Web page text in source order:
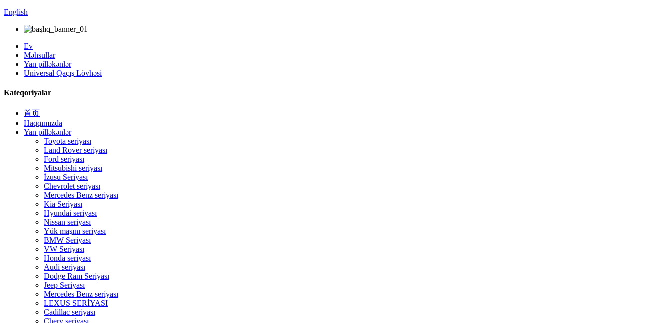
English
Ev
Məhsullar
Yan pilləkənlər
Universal Qaçış Lövhəsi
Kateqoriyalar
首页
Haqqımızda
Yan pilləkənlər
Toyota seriyası
Land Rover seriyası
Ford seriyası
Mitsubishi seriyası
İzusu Seriyası
Chevrolet seriyası
Mercedes Benz seriyası
Kia Seriyası
Hyundai seriyası
Nissan seriyası
Yük maşını seriyası
BMW Seriyası
VW Seriyası
Honda seriyası
Audi seriyası
Dodge Ram Seriyası
Jeep Seriyası
Mercedes Benz seriyası
LEXUS SERİYASI
Cadillac seriyası
Chery seriyası